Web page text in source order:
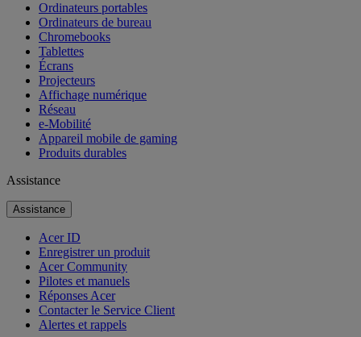
Ordinateurs portables
Ordinateurs de bureau
Chromebooks
Tablettes
Écrans
Projecteurs
Affichage numérique
Réseau
e-Mobilité
Appareil mobile de gaming
Produits durables
Assistance
Assistance
Acer ID
Enregistrer un produit
Acer Community
Pilotes et manuels
Réponses Acer
Contacter le Service Client
Alertes et rappels